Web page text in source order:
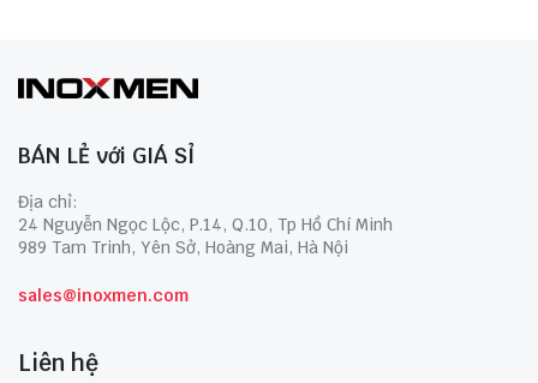
BÁN LẺ với GIÁ SỈ
Địa chỉ:
24 Nguyễn Ngọc Lộc, P.14, Q.10, Tp Hồ Chí Minh
989 Tam Trinh, Yên Sở, Hoàng Mai, Hà Nội
sales@inoxmen.com
Liên hệ